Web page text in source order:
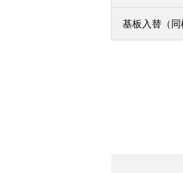
基板入替（同